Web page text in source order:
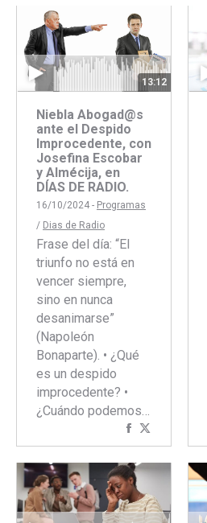
13:12
Niebla Abogad@s
ante el Despido
Improcedente, con
Josefina Escobar
y Almécija, en
DÍAS DE RADIO.
16/10/2024 - Programas
/ Dias de Radio
Frase del día: “El
triunfo no está en
vencer siempre,
sino en nunca
desanimarse”
(Napoleón
Bonaparte). • ¿Qué
es un despido
improcedente? •
¿Cuándo podemos…
Compartir
con
Facebook
con
Twitter